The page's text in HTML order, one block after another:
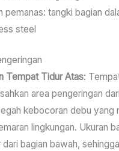
pemanas: tangki bagian
steel
Tempat Tidur Atas:
area pengeringan
kebocoran debu yang
lingkungan. Ukuran
dari bagian bawah,